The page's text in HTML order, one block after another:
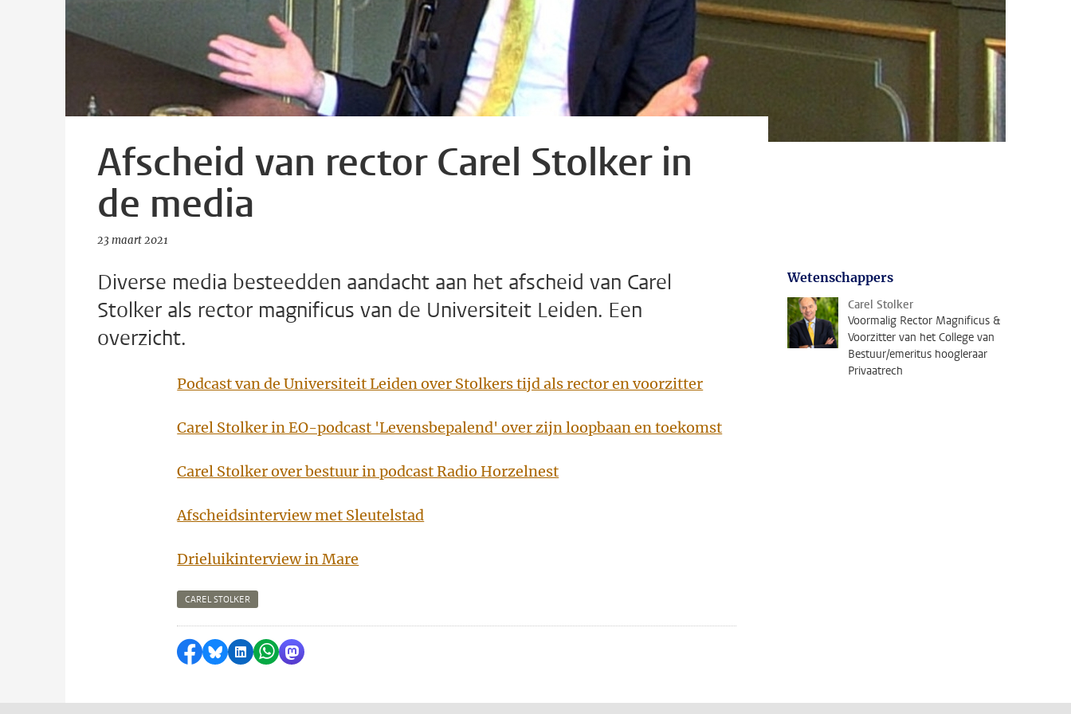
Afscheid van rector Carel Stolker in
de media
23 maart 2021
Diverse media besteedden aandacht aan het afscheid van Carel
Stolker als rector magnificus van de Universiteit Leiden. Een
overzicht.
Podcast van de Universiteit Leiden over Stolkers tijd als rector en voorzitter
Carel Stolker in EO-podcast 'Levensbepalend' over zijn loopbaan en toekomst
Carel Stolker over bestuur in podcast Radio Horzelnest
Afscheidsinterview met Sleutelstad
Drieluikinterview in Mare
CAREL STOLKER
Delen op Facebook
Delen via Bluesky
Delen op LinkedIn
Delen via WhatsApp
Delen via Mastodon
Wetenschappers
Carel Stolker
Voormalig Rector Magnificus &
Voorzitter van het College van
Bestuur/emeritus hoogleraar
Privaatrech